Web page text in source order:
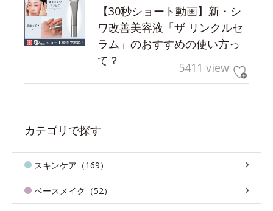
【30秒ショート動画】新・シ
ワ改善美容液「ザ リンクルセ
ラム」のおすすめの使い方っ
て？
5411 view
カテゴリで探す
スキンケア（169）
ベースメイク（52）